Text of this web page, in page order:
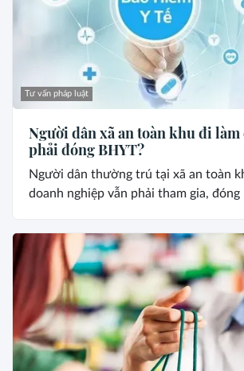
Tư vấn pháp luật
Người dân xã an toàn khu đi làm
phải đóng BHYT?
Người dân thường trú tại xã an toàn
doanh nghiệp vẫn phải tham gia, đóng